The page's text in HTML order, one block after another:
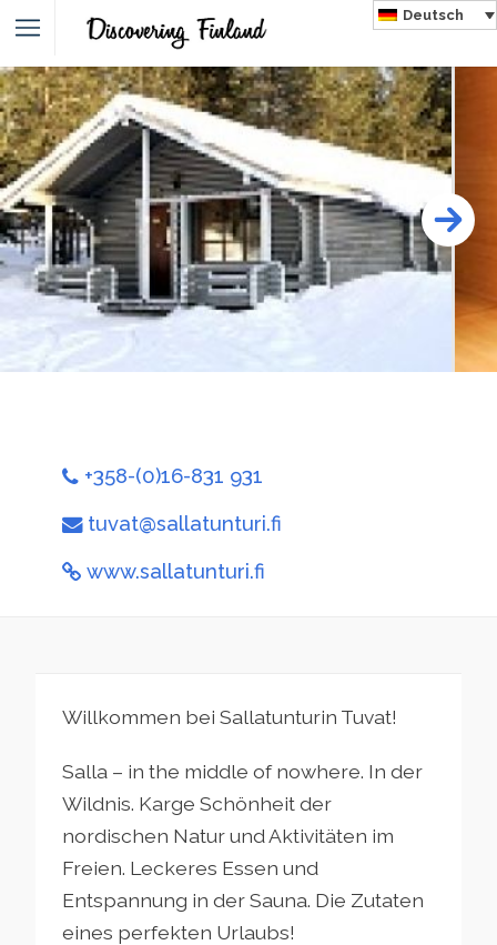
Deutsch
+358-(0)16-831 931
tuvat@sallatunturi.fi
www.sallatunturi.fi
Willkommen bei Sallatunturin Tuvat!
Salla – in the middle of nowhere. In der
Wildnis. Karge Schönheit der
nordischen Natur und Aktivitäten im
Freien. Leckeres Essen und
Entspannung in der Sauna. Die Zutaten
eines perfekten Urlaubs!